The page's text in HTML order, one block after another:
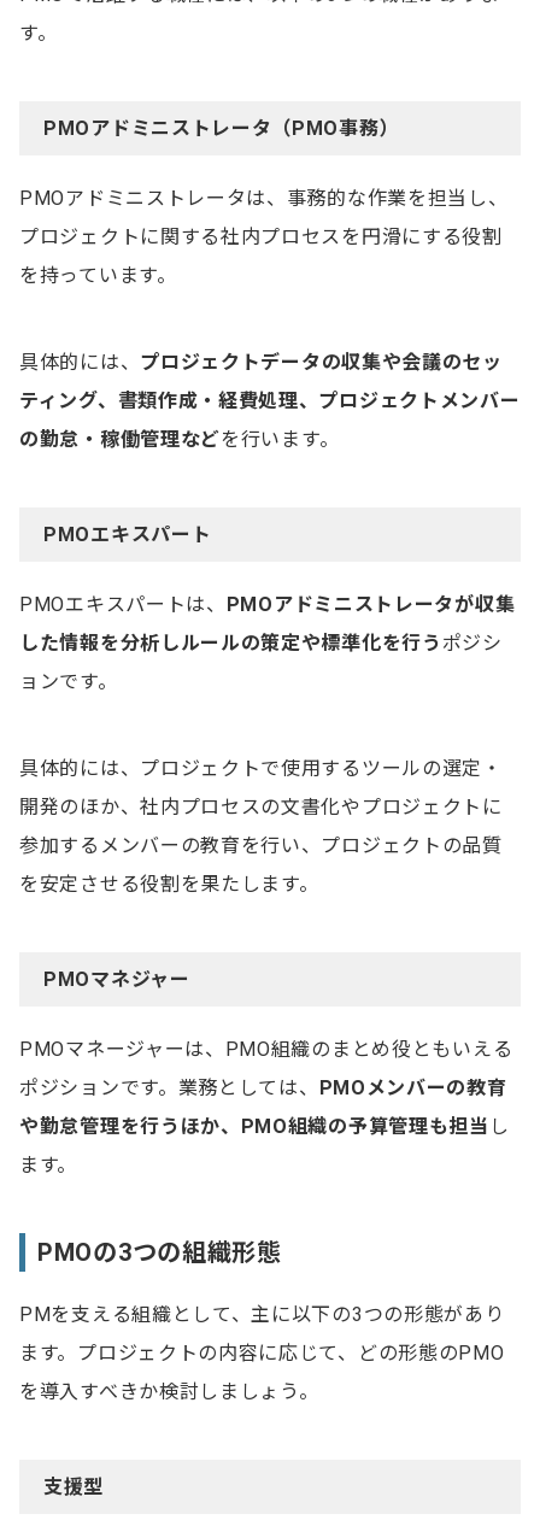
す。
PMOアドミニストレータ（PMO事務）
PMOアドミニストレータは、事務的な作業を担当し、
プロジェクトに関する社内プロセスを円滑にする役割
を持っています。
具体的には、 プロジェクトデータの収集や会議のセッ
ティング、書類作成・経費処理、プロジェクトメンバー
の勤怠・稼働管理などを行います。
PMOエキスパート
PMOエキスパートは、 PMOアドミニストレータが収集
した情報を分析しルールの策定や標準化を行う ポジシ
ョンです。
具体的には、プロジェクトで使用するツールの選定・
開発のほか、社内プロセスの文書化やプロジェクトに
参加するメンバーの教育を行い、プロジェクトの品質
を安定させる役割を果たします。
PMOマネジャー
PMOマネージャーは、PMO組織のまとめ役ともいえる
ポジションです。業務としては、 PMOメンバーの教育
や勤怠管理を行うほか、PMO組織の予算管理も担当 し
ます。
PMOの3つの組織形態
PMを支える組織として、主に以下の3つの形態があり
ます。プロジェクトの内容に応じて、どの形態のPMO
を導入すべきか検討しましょう。
支援型